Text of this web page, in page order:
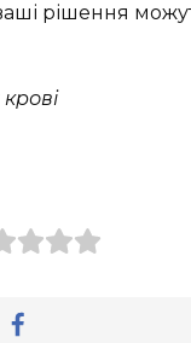
рішення